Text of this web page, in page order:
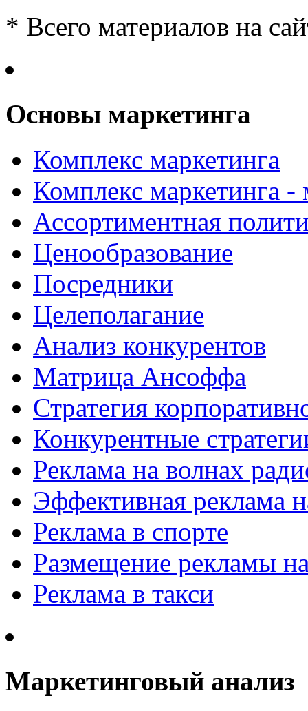
* Всего материалов на
Основы маркетинга
Комплекс маркетинга
Комплекс маркетинга
Ассортиментная
Ценообразование
Посредники
Целеполагание
Анализ конкурентов
Матрица Ансоффа
Стратегия
Конкурентные
Реклама на волнах
Эффективная реклама
Реклама в спорте
Размещение рекламы
Реклама в такси
Маркетинговый анализ